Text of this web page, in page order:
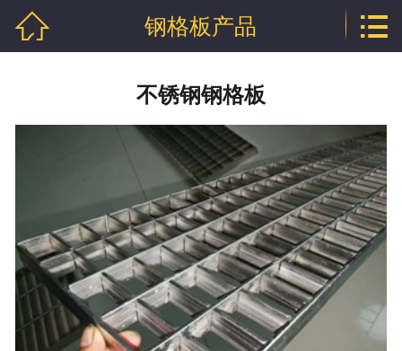
钢格栅板产品
钢格板产品
沟盖板产品
踏步板产品
球接栏杆产品
 钢格板产品 
不锈钢钢格板